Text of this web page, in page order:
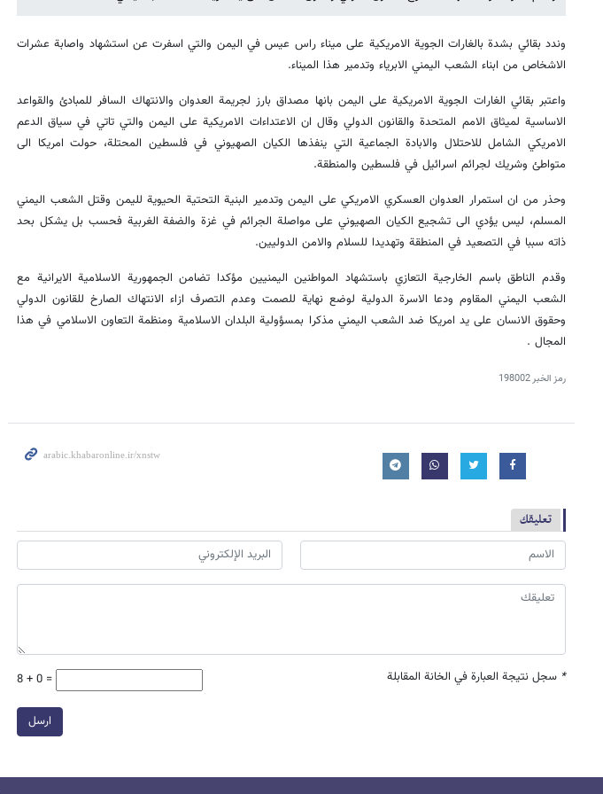
وندد بقائي بشدة بالغارات الجوية الامريكية على ميناء راس عيس في اليمن والتي اسفرت عن استشهاد واصابة عشرات
الاشخاص من ابناء الشعب اليمني الابرياء وتدمير هذا الميناء.
واعتبر بقائي الغارات الجوية الامريكية على اليمن بانها مصداق بارز لجريمة العدوان والانتهاك السافر للمبادئ والقواعد
الاساسية لميثاق الامم المتحدة والقانون الدولي وقال ان الاعتداءات الامريكية على اليمن والتي تاتي في سياق الدعم
الامريكي الشامل للاحتلال والابادة الجماعية التي ينفذها الكيان الصهيوني في فلسطين المحتلة، حولت امريكا الى
متواطئ وشريك لجرائم اسرائيل في فلسطين والمنطقة.
وحذر من ان استمرار العدوان العسكري الامريكي على اليمن وتدمير البنية التحتية الحيوية لليمن وقتل الشعب اليمني
المسلم، ليس يؤدي الى تشجيع الكيان الصهيوني على مواصلة الجرائم في غزة والضفة الغربية فحسب بل يشكل بحد
ذاته سببا في التصعيد في المنطقة وتهديدا للسلام والامن الدوليين.
وقدم الناطق باسم الخارجية التعازي باستشهاد المواطنين اليمنيين مؤكدا تضامن الجمهورية الاسلامية الايرانية مع
الشعب اليمني المقاوم ودعا الاسرة الدولية لوضع نهاية للصمت وعدم التصرف ازاء الانتهاك الصارخ للقانون الدولي
وحقوق الانسان على يد امريكا ضد الشعب اليمني مذكرا بمسؤولية البلدان الاسلامية ومنظمة التعاون الاسلامي في هذا
المجال .
رمز الخبر198002
تعليقك
* سجل نتيجة العبارة في الخانة المقابلة 8 + 0 =
ارسل